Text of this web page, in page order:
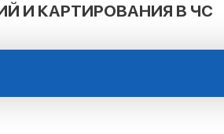
И КАРТИРОВАНИЯ В ЧС